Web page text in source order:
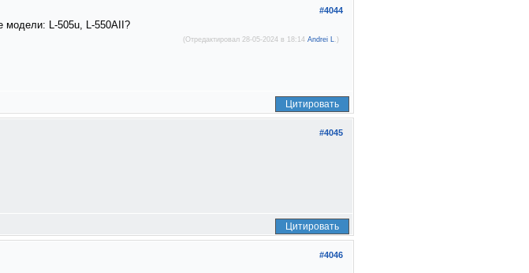
#4044
модели: L-505u, L-550AII?
(Отредактировал 28-05-2024 в 18:14 Andrei L.)
Цитировать
#4045
Цитировать
#4046